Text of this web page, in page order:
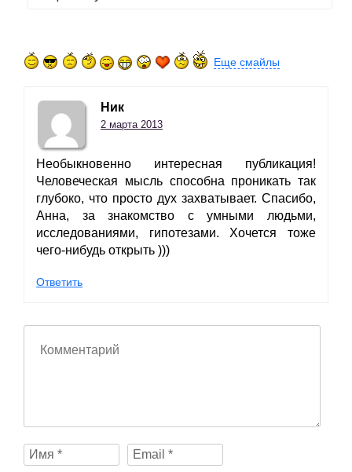
Еще смайлы
Ник
2 марта 2013
Необыкновенно интересная публикация!
Человеческая мысль способна проникать так
глубоко, что просто дух захватывает. Спасибо,
Анна, за знакомство с умными людьми,
исследованиями, гипотезами. Хочется тоже
чего-нибудь открыть )))
Ответить